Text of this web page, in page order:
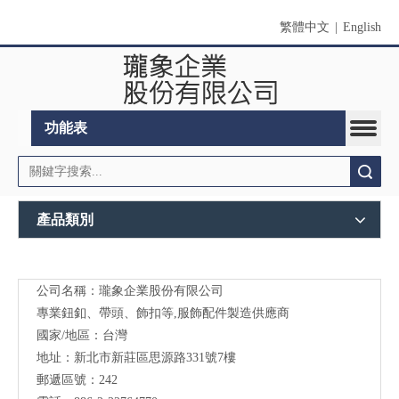
繁體中文 English
功能表
產品類別
Long
服裝
公司名稱：瓏象企業股份有限公司
專業鈕釦、帶頭、飾扣等,服飾配件製造供應商
國家/地區：台灣
地址：新北市新莊區思源路331號7樓
郵遞區號：242